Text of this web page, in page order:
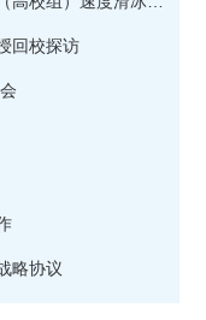
回校探访
略协议